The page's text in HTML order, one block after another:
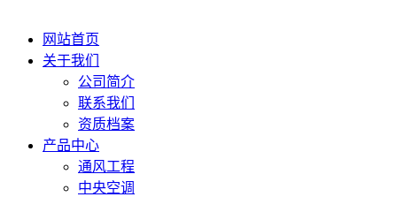
网站首页
关于我们
公司简介
联系我们
资质档案
产品中心
通风工程
中央空调